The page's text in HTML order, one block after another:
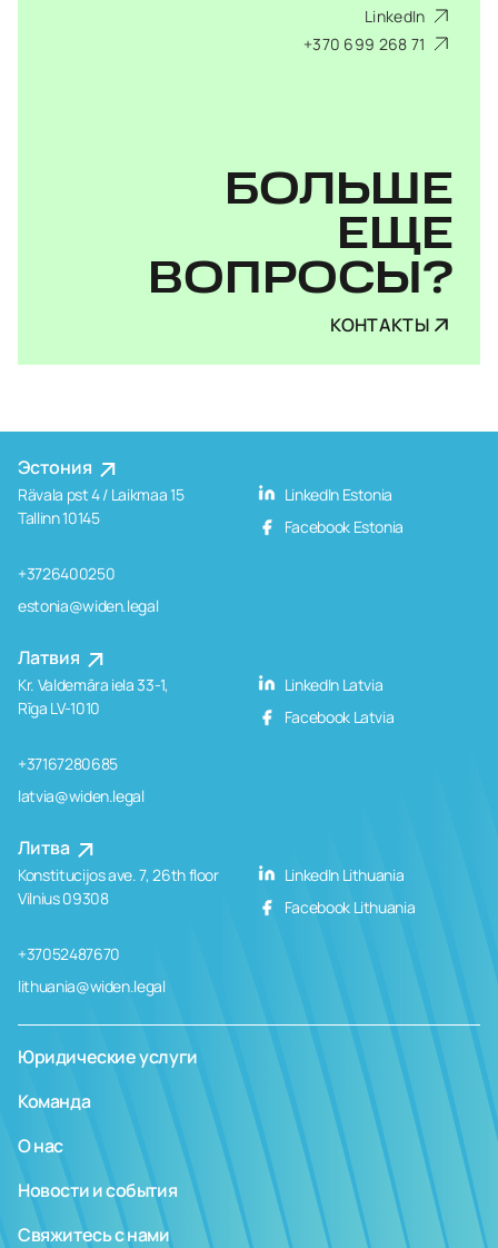
LinkedIn
+370 699 268 71
БОЛЬШЕ
ЕЩЕ
ВОПРОСЫ?
КОНТАКТЫ
Эстония
Rävala pst 4 / Laikmaa 15
Tallinn 10145
+3726400250
estonia@widen.legal
LinkedIn Estonia
Facebook Estonia
Латвия
Kr. Valdemāra iela 33-1,
Rīga LV-1010
+37167280685
latvia@widen.legal
LinkedIn Latvia
Facebook Latvia
Литва
Konstitucijos ave. 7, 26th floor
Vilnius 09308
+37052487670
lithuania@widen.legal
LinkedIn Lithuania
Facebook Lithuania
Юридические услуги
Команда
О нас
Новости и события
Свяжитесь с нами